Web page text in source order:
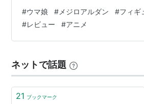
メジロアルダンの血統
アスワン
ノーザンテースト
イント を徹底レビューしていきます
の魅力5選】 勝負服「クリノクロア・
や装飾が圧倒的な再現度！ 透明感の
みが、アルダンの優雅さを表現！ ク
たレースが高級感たっ…
#ウマ娘 #メジロアルダン #フィギ
#レビュー #アニメ
ネットで話題
21 ブックマーク